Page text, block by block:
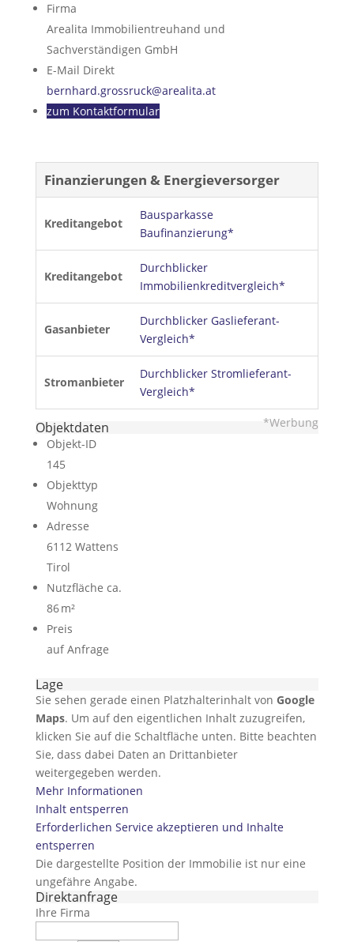
Firma
Arealita Immobilientreuhand und
Sachverständigen GmbH
E-Mail Direkt
bernhard.grossruck@arealita.at
zum Kontaktformular
Finanzierungen & Energieversorger
Kreditangebot
Bausparkasse
Baufinanzierung*
Kreditangebot
Durchblicker
Immobilienkreditvergleich*
Gasanbieter
Durchblicker Gaslieferant-
Vergleich*
Stromanbieter
Durchblicker Stromlieferant-
Vergleich*
*Werbung
Objektdaten
Objekt-ID
145
Objekttyp
Wohnung
Adresse
6112 Wattens
Tirol
Nutzfläche ca.
86 m²
Preis
auf Anfrage
Lage
Sie sehen gerade einen Platzhalterinhalt von Google
Maps. Um auf den eigentlichen Inhalt zuzugreifen,
klicken Sie auf die Schaltfläche unten. Bitte beachten
Sie, dass dabei Daten an Drittanbieter
weitergegeben werden.
Mehr Informationen
Inhalt entsperren
Erforderlichen Service akzeptieren und Inhalte
entsperren
Die dargestellte Position der Immobilie ist nur eine
ungefähre Angabe.
Direktanfrage
Ihre Firma